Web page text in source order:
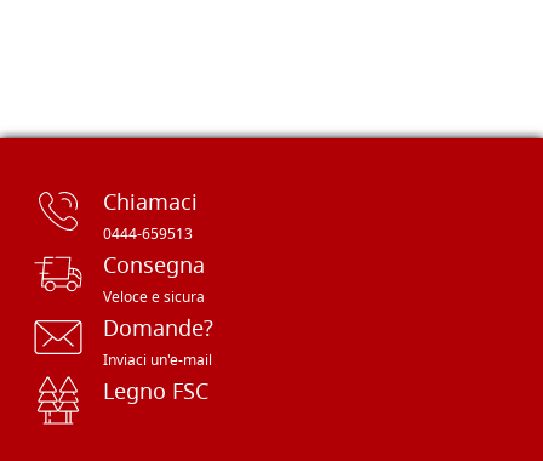
Chiamaci
0444-659513
Consegna
Veloce e sicura
Domande?
Inviaci un'e-mail
Legno FSC